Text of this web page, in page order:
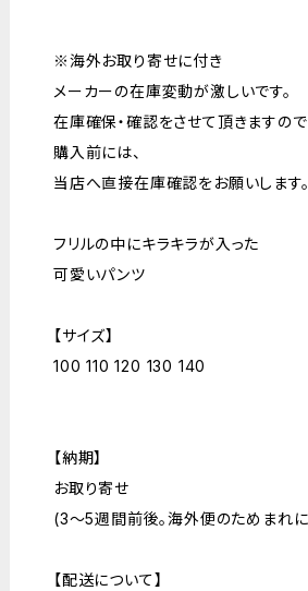
※海外お取り寄せに付き
メーカーの在庫変動が激しいです。
在庫確保・確認をさせて頂きますの
購入前には、
当店へ直接在庫確認をお願いします。
フリルの中にキラキラが入った
可愛いパンツ
【サイズ】
100 110 120 130 140
【納期】
お取り寄せ
(3～5週間前後。海外便のためまれに
【配送について】